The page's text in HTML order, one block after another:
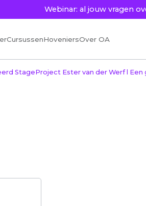
Webinar: al jouw vragen
CursussenHoveniersOver OA
StageProject Ester van der Werf l